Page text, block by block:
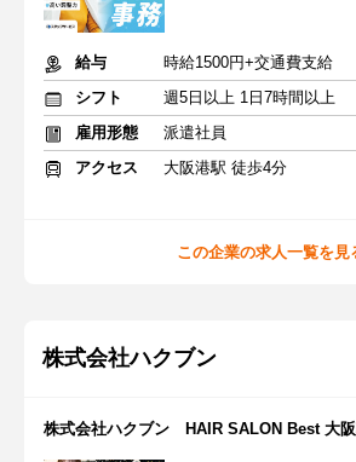
給与
時給1500円+交通費支給
シフト
週5日以上 1日7時間以上
雇用形態
派遣社員
アクセス
大阪港駅 徒歩4分
この企業の求人一覧を見
株式会社ハクブン
株式会社ハクブン HAIR SALON Best 大